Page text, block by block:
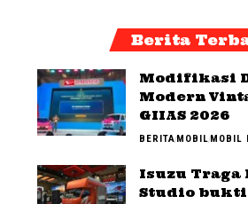
Berita
Modifikasi
Modern
GIIAS 2026
BERITAMOBILMOBIL
Isuzu Traga
Studio bukti